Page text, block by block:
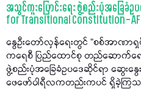
အသွင်ကူးပြောင်းရေး ဖွဲ့စည်းပုံအခြေခံ
for Transitional Constitution –
နွေဦးတော်လှန်ရေးတွင် “စစ်အာဏာရှ
ကရေစီ ပြည်ထောင်စု တည်ဆောက်ရေ
ဖွဲ့စည်းပုံအခြေခံဥပဒေဆိုင်ရာ ဆွေးနွေး
ဖေဖော်ဝါရီလကတည်းကပင် ရှိခဲ့က